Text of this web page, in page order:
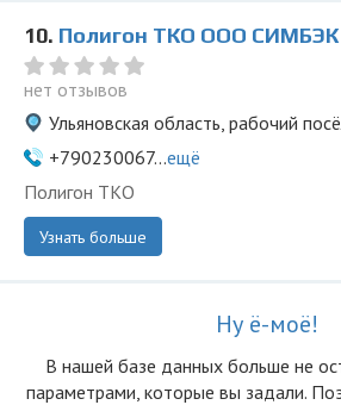
10. Полигон ТКО ООО СИМБЭК
нет отзывов
Ульяновская область, рабочий
+790230067...ещё
Полигон ТКО
Узнать больше
Ну ё-моё!
В нашей базе данных больше не
параметрами, которые вы задали.